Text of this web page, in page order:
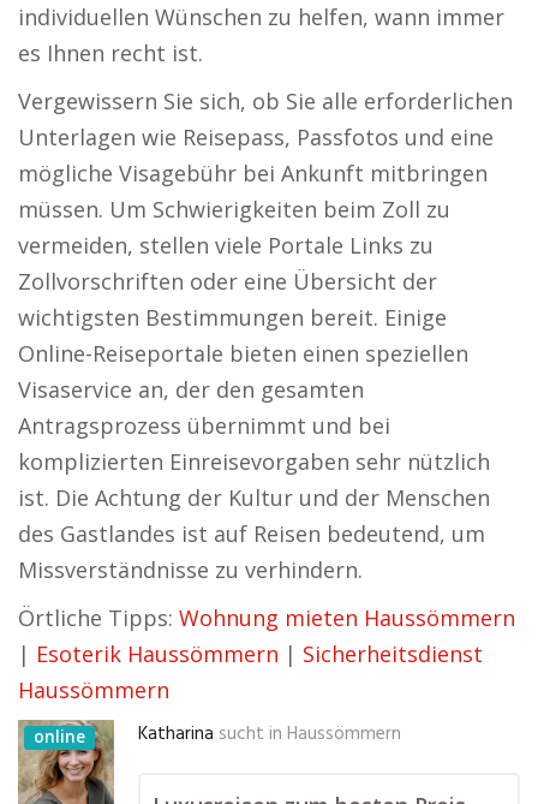
individuellen Wünschen zu helfen, wann immer
es Ihnen recht ist.
Vergewissern Sie sich, ob Sie alle erforderlichen
Unterlagen wie Reisepass, Passfotos und eine
mögliche Visagebühr bei Ankunft mitbringen
müssen. Um Schwierigkeiten beim Zoll zu
vermeiden, stellen viele Portale Links zu
Zollvorschriften oder eine Übersicht der
wichtigsten Bestimmungen bereit. Einige
Online-Reiseportale bieten einen speziellen
Visaservice an, der den gesamten
Antragsprozess übernimmt und bei
komplizierten Einreisevorgaben sehr nützlich
ist. Die Achtung der Kultur und der Menschen
des Gastlandes ist auf Reisen bedeutend, um
Missverständnisse zu verhindern.
Örtliche Tipps: Wohnung mieten Haussömmern
| Esoterik Haussömmern | Sicherheitsdienst
Haussömmern
online Katharina sucht in Haussömmern